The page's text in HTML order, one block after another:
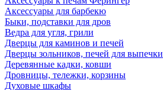
Аксессуары для барбекю
Быки, подставки для дров
Ведра для угля, грили
Дверцы для каминов и печей
Дверцы зольников, печей для выпечки
Деревянные кадки, ковши
Дровницы, тележки, корзины
Духовые шкафы